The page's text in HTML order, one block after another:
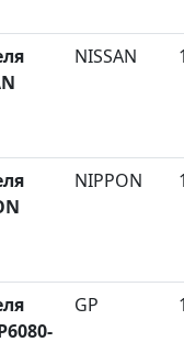
NISSAN
NIPPON
GP